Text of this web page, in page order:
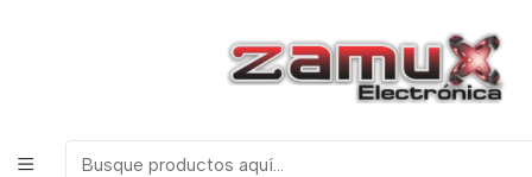
ELECTRONICOS, ROBOTICA & TECNOLOGIA
Tecnologia
Cables
CABLE DE DATOS SILICONADO TIPO C